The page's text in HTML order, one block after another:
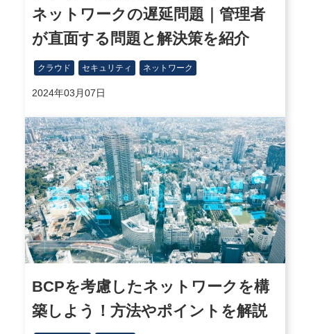
ネットワークの遅延問題｜管理者
が直面する問題と解決策を紹介
クラウド セキュリティ ネットワーク
2024年03月07日
BCPを考慮したネットワークを構
築しよう！方法やポイントを解説